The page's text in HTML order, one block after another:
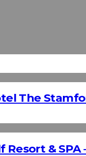
The
Resort &